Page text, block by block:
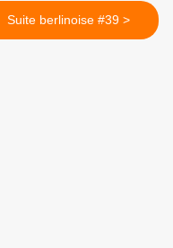
Suite berlinoise #39 >